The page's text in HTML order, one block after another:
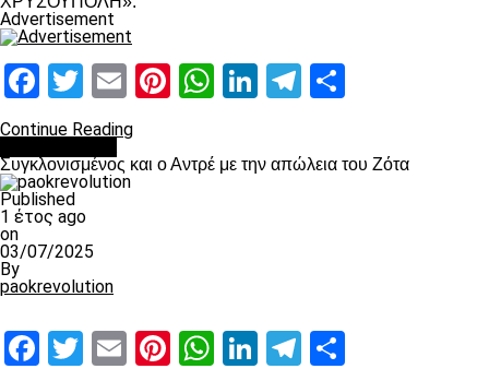
Advertisement
Facebook
Twitter
EmailPinterest
WhatsApp
LinkedIn
Telegram
Continue Reading
Συγκλονισμένος και ο Αντρέ με την απώλεια του Ζότα
Published
1 έτος ago
on
03/07/2025
By
paokrevolution
Facebook
Twitter
EmailPinterest
WhatsApp
LinkedIn
Telegram